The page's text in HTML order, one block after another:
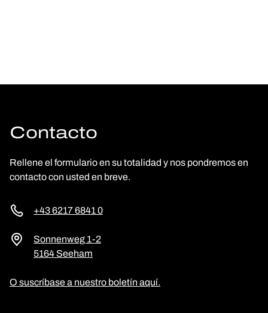
Contacto
Rellene el formulario en su totalidad y nos pondremos en
contacto con usted en breve.
+43 6217 6841 0
Sonnenweg 1-2
5164 Seeham
O suscríbase a nuestro boletín aquí.